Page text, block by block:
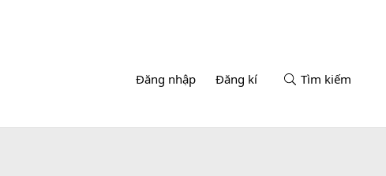
Đăng nhập Đăng kí Tìm kiếm